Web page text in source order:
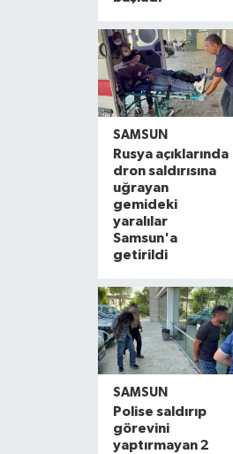
SAMSUN
Rusya açıklarında
dron saldırısına
uğrayan
gemideki
yaralılar
Samsun'a
getirildi
SAMSUN
Polise saldırıp
görevini
yaptırmayan 2